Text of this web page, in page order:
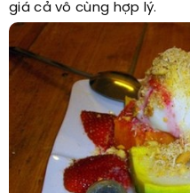
giá cả vô cùng hợp lý.